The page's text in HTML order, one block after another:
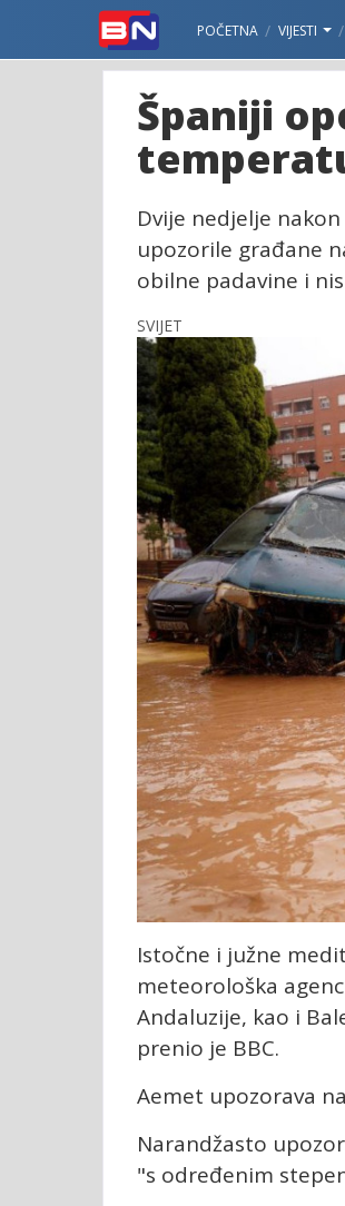
POČETNA VIJESTI
Španiji
Dvije nedjelje
upozorile građane
obilne padavine i
SVIJET
Istočne i južne
meteorološka
Andaluzije, kao i
prenio je BBC.
Aemet upozorava
Narandžasto
"s određenim